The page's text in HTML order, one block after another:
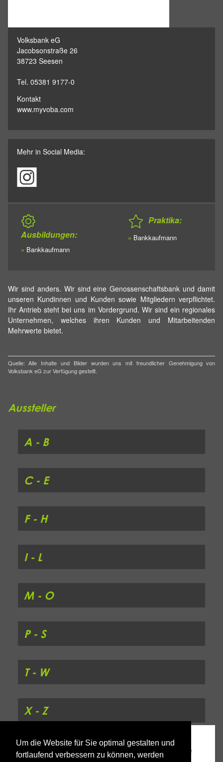
Um die Website für Sie optimal gestalten und
fortlaufend verbessern zu können, werden
Volksbank eG
Jacobsonstraße 26
38723 Seesen
Tel. 05381 9177-0
Kontakt
www.myvoba.com
Mehr in Social Media:
Ausbildungen:
» Bankkaufmann
Praktika:
» Bankkaufmann
Wir sind anders. Wir sind eine Genossenschaftsbank und damit
unseren Kundinnen und Kunden sowie Mitgliedern verpflichtet.
Ihr Antrieb steht bei uns im Vordergrund. Wir sind ein regionales
Unternehmen, welches ihren Kunden und Mitarbeitenden
Mehrwerte bietet.
Quelle: Alle Inhalte und Bilder wurden uns mit freundlicher Genehmigung von
Volksbank eG zur Verfügung gestellt.
Aussteller
A - B
C - E
F - H
I - L
M - O
P - S
T - W
X - Z